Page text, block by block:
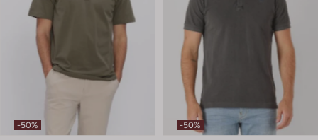
-50% -50%